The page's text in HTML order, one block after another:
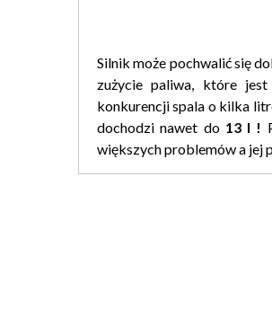
Silnik może pochwalić się
zużycie paliwa, które
konkurencji spala o kilka
dochodzi nawet do 13 l !
większych problemów a jej